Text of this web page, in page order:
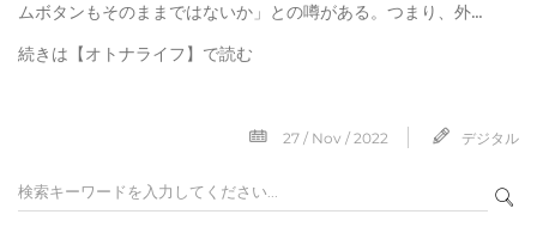
ムボタンもそのままではないか」との噂がある。つまり、外…
続きは【オトナライフ】で読む
27 / Nov / 2022 デジタル